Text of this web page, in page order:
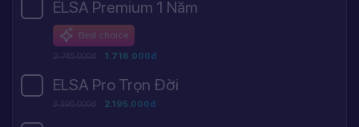
ELSA Premium 1 Năm
Best choice
2.745.000đ 1.716.000đ
ELSA Pro Trọn Đời
3.395.000đ 2.195.000đ